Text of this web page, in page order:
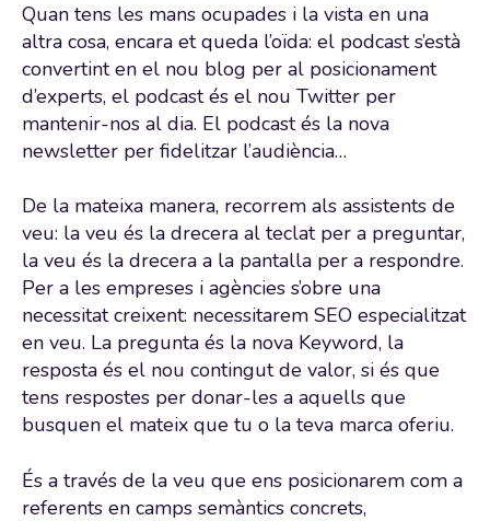
Quan tens les mans ocupades i la vista en una
altra cosa, encara et queda l’oïda: el podcast s’està
convertint en el nou blog per al posicionament
d’experts, el podcast és el nou Twitter per
mantenir-nos al dia. El podcast és la nova
newsletter per fidelitzar l’audiència…
De la mateixa manera, recorrem als assistents de
veu: la veu és la drecera al teclat per a preguntar,
la veu és la drecera a la pantalla per a respondre.
Per a les empreses i agències s’obre una
necessitat creixent: necessitarem SEO especialitzat
en veu. La pregunta és la nova Keyword, la
resposta és el nou contingut de valor, si és que
tens respostes per donar-les a aquells que
busquen el mateix que tu o la teva marca oferiu.
És a través de la veu que ens posicionarem com a
referents en camps semàntics concrets,